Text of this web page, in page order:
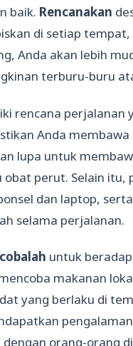
baik. Rencanakan
di setiap
Anda akan lebih
terburu-buru
rencana perjalanan
Anda
lupa untuk
perut. Selain
dan laptop,
selama perjalanan.
cobalah untuk
makanan
yang berlaku di
orang-orang